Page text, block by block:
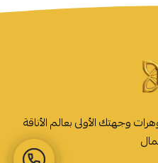
وجهتك الأولى بعالم الأناقة